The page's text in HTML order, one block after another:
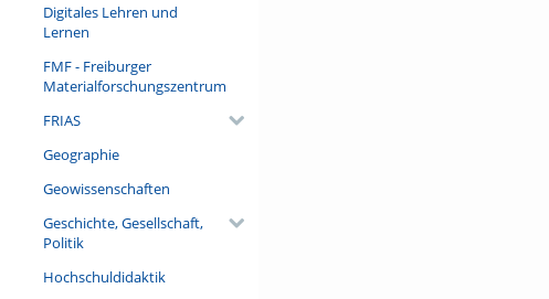
Digitales Lehren und
Lernen
FMF - Freiburger
Materialforschungszentrum
FRIAS
Geographie
Geowissenschaften
Geschichte, Gesellschaft,
Politik
Hochschuldidaktik